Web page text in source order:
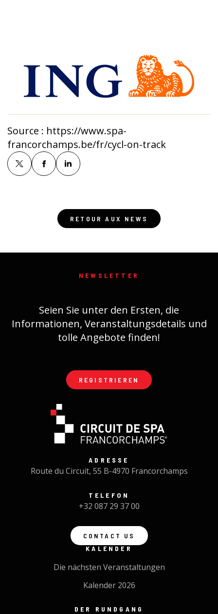
Source : https://www.spa-
francorchamps.be/fr/cycl-on-track
RETOUR AUX NEWS
NEWSLETTER
Seien Sie unter den Ersten, die
Informationen, Veranstaltungsdetails und
tolle Angebote finden!
REGISTRIEREN
ADRESSE
Route du Circuit, 55 B-4970 Francorchamps
TELEFON
+32 087 29 37 00
CONTACT US
KALENDER
Die nächsten Veranstaltungen
Kalender 2026
DER RUNDGANG